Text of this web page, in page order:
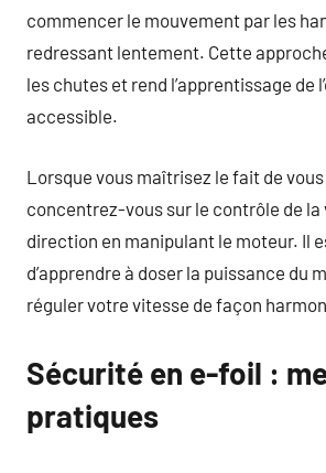
commencer le mouvement par les
redressant lentement. Cette
les chutes et rend l’apprentissage de
accessible.
Lorsque vous maîtrisez le fait de vous
concentrez-vous sur le contrôle de la
direction en manipulant le moteur. Il
d’apprendre à doser la puissance du
réguler votre vitesse de façon
Sécurité en e-foil :
pratiques